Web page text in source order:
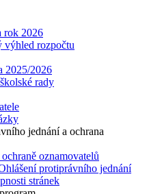
rok 2026
výhled rozpočtu
2025/2026
rady
jednání a ochrana
oznamovatelů
protiprávního jednání
stránek